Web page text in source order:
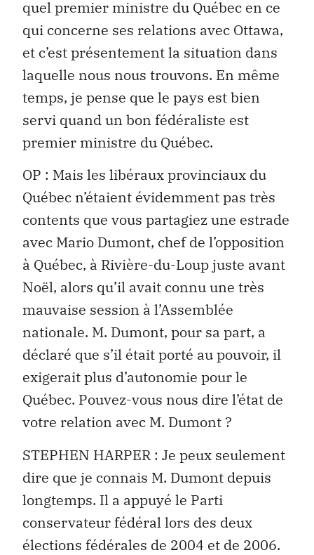
quel premier ministre du Québec en ce
qui concerne ses relations avec Ottawa,
et c’est présentement la situation dans
laquelle nous nous trouvons. En même
temps, je pense que le pays est bien
servi quand un bon fédéraliste est
premier ministre du Québec.
OP : Mais les libéraux provinciaux du
Québec n’étaient évidemment pas très
contents que vous partagiez une estrade
avec Mario Dumont, chef de l’opposition
à Québec, à Rivière-du-Loup juste avant
Noël, alors qu’il avait connu une très
mauvaise session à l’Assemblée
nationale. M. Dumont, pour sa part, a
déclaré que s’il était porté au pouvoir, il
exigerait plus d’autonomie pour le
Québec. Pouvez-vous nous dire l’état de
votre relation avec M. Dumont ?
STEPHEN HARPER : Je peux seulement
dire que je connais M. Dumont depuis
longtemps. Il a appuyé le Parti
conservateur fédéral lors des deux
élections fédérales de 2004 et de 2006.